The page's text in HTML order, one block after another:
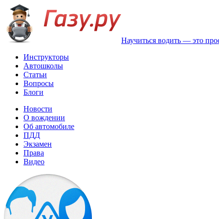
Научиться водить — это
Инструкторы
Автошколы
Статьи
Вопросы
Блоги
Новости
О вождении
Об автомобиле
ПДД
Экзамен
Права
Видео